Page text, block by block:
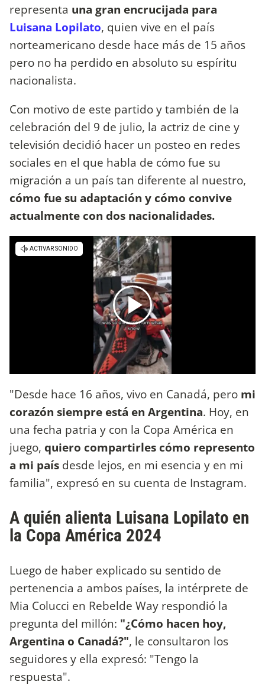
representa una gran encrucijada para
Luisana Lopilato, quien vive en el país
norteamericano desde hace más de 15 años
pero no ha perdido en absoluto su espíritu
nacionalista.
Con motivo de este partido y también de la
celebración del 9 de julio, la actriz de cine y
televisión decidió hacer un posteo en redes
sociales en el que habla de cómo fue su
migración a un país tan diferente al nuestro,
cómo fue su adaptación y cómo convive
actualmente con dos nacionalidades.
"Desde hace 16 años, vivo en Canadá, pero mi
corazón siempre está en Argentina. Hoy, en
una fecha patria y con la Copa América en
juego, quiero compartirles cómo represento
a mi país desde lejos, en mi esencia y en mi
familia", expresó en su cuenta de Instagram.
A quién alienta Luisana Lopilato en
la Copa América 2024
Luego de haber explicado su sentido de
pertenencia a ambos países, la intérprete de
Mia Colucci en Rebelde Way respondió la
pregunta del millón: "¿Cómo hacen hoy,
Argentina o Canadá?", le consultaron los
seguidores y ella expresó: "Tengo la
respuesta".